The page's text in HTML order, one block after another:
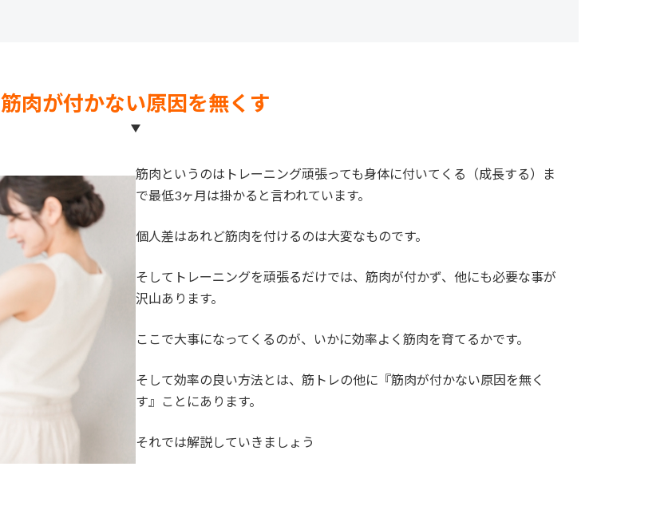
筋肉が付かない原因を無くす
筋肉というのはトレーニング頑張っても身体に付いてくる（成長する）ま
で最低3ヶ月は掛かると言われています。
個人差はあれど筋肉を付けるのは大変なものです。
そしてトレーニングを頑張るだけでは、筋肉が付かず、他にも必要な事が
沢山あります。
ここで大事になってくるのが、いかに効率よく筋肉を育てるかです。
そして効率の良い方法とは、筋トレの他に『筋肉が付かない原因を無く
す』ことにあります。
それでは解説していきましょう